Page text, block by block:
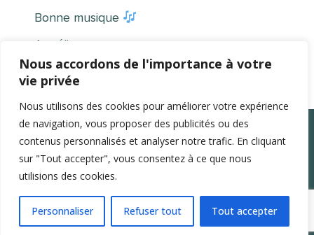
Nous accordons de l'importance à votre
vie privée
Nous utilisons des cookies pour améliorer votre expérience
de navigation, vous proposer des publicités ou des
contenus personnalisés et analyser notre trafic. En cliquant
sur "Tout accepter", vous consentez à ce que nous
utilisions des cookies.
Personnaliser Refuser tout Tout accepter
Bonne musique
Angélique
Mentions légales
Copyright 2024 Apprendre-la-flute-traversiere.comDesign by Agenz